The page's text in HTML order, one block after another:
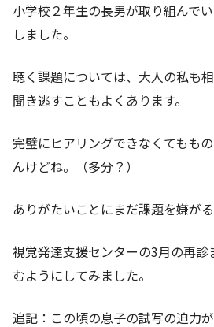
小学校２年生の長男が取り組んで
しました。
聴く課題については、大人の私も
聞き逃すこともよくあります。
完璧にヒアリングできなくてもも
んけどね。（多分？）
ありがたいことにまだ課題を嫌が
視覚発達支援センターの3月の再
むようにしてみました。
追記：この頃の息子の試写の迫力